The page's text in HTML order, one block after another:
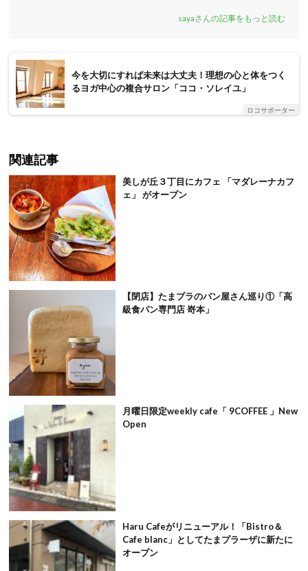
sayaさんの記事をもっと読む
今を大切にすれば未来は大丈夫！理想の心と体をつく
るヨガ中心の複合サロン「ココ・ソレイユ」
ロコサポーター
関連記事
美しが丘３丁目にカフェ 「マダレーナカフ
ェ」 がオープン
【閉店】たまプラのパン屋さん巡り①「高
級食パン専門店 嵜本」
月曜日限定weekly cafe「 9COFFEE 」New
Open
Haru Cafeがリニューアル！「Bistro＆
Cafe blanc」としてたまプラーザに新たに
オープン